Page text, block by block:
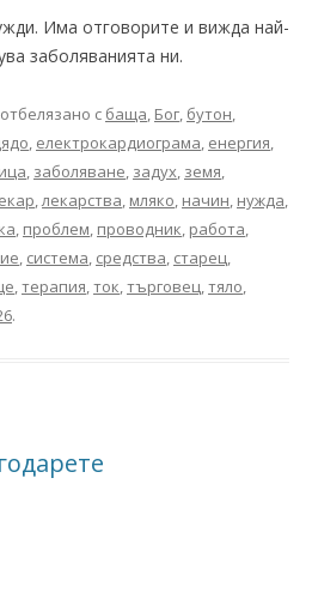
Има отговорите и вижда най-
заболяванията ни.
с баща, Бог, бутон,
, електрокардиограма, енергия,
, заболяване, задух, земя,
,лекарства, мляко, начин, нужда,
, проблем, проводник, работа,
, система, средства, старец,
,терапия,ток,търговец,тяло,
.